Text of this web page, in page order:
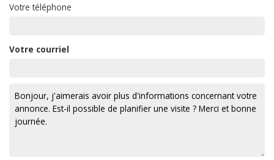
Votre téléphone
Votre courriel